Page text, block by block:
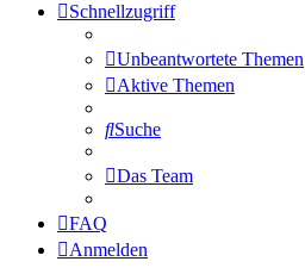
Schnellzugriff
Unbeantwortete Themen
Aktive Themen
Suche
Das Team
FAQ
Anmelden